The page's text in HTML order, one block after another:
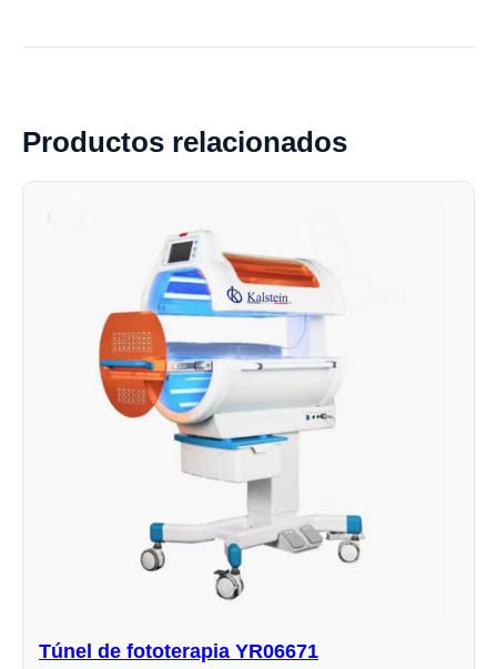
Productos relacionados
Túnel de fototerapia YR06671